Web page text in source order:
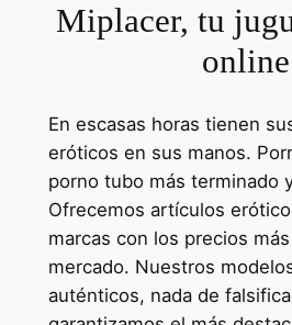
Miplacer, tu
online
En escasas horas tienen
eróticos en sus manos.
porno tubo más terminado
Ofrecemos artículos
marcas con los precios
mercado. Nuestros
auténticos, nada de